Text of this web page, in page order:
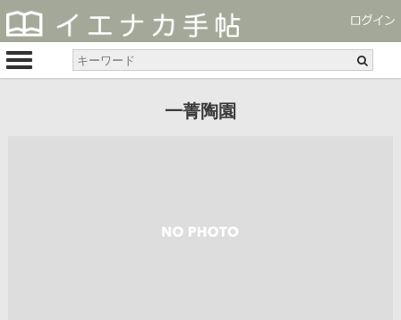
一菁陶園